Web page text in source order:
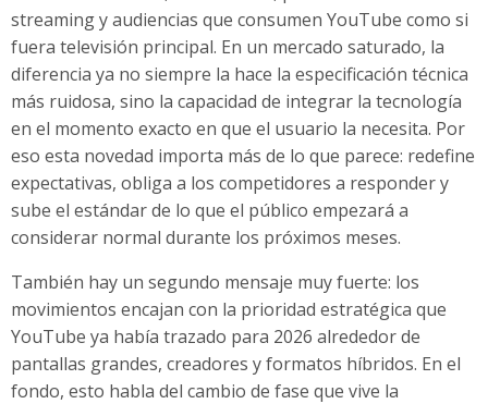
streaming y audiencias que consumen YouTube como si
fuera televisión principal. En un mercado saturado, la
diferencia ya no siempre la hace la especificación técnica
más ruidosa, sino la capacidad de integrar la tecnología
en el momento exacto en que el usuario la necesita. Por
eso esta novedad importa más de lo que parece: redefine
expectativas, obliga a los competidores a responder y
sube el estándar de lo que el público empezará a
considerar normal durante los próximos meses.
También hay un segundo mensaje muy fuerte: los
movimientos encajan con la prioridad estratégica que
YouTube ya había trazado para 2026 alrededor de
pantallas grandes, creadores y formatos híbridos. En el
fondo, esto habla del cambio de fase que vive la